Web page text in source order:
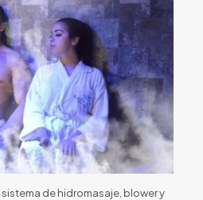
de hidromasaje, blower y